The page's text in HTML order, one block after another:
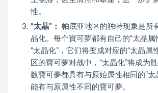
性。
“太晶”：
帕底亚地区的独特现象是所
晶化。每个寶可夢都有自己的“太晶属
“太晶化”，它们将变成对应的“太晶属
区的寶可夢对战中，“太晶化”将成为
数寶可夢都具有与原始属性相同的“太
能有与原属性不同的寶可夢。